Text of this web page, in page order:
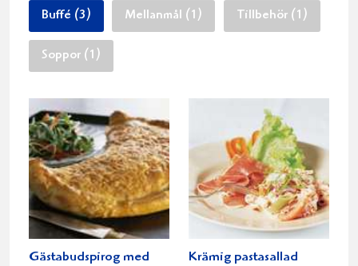
Buffé (3) Mellanmål (1) Tillbehör (1)
Soppor (1)
Gästabudspirog med
Krämig pastasallad